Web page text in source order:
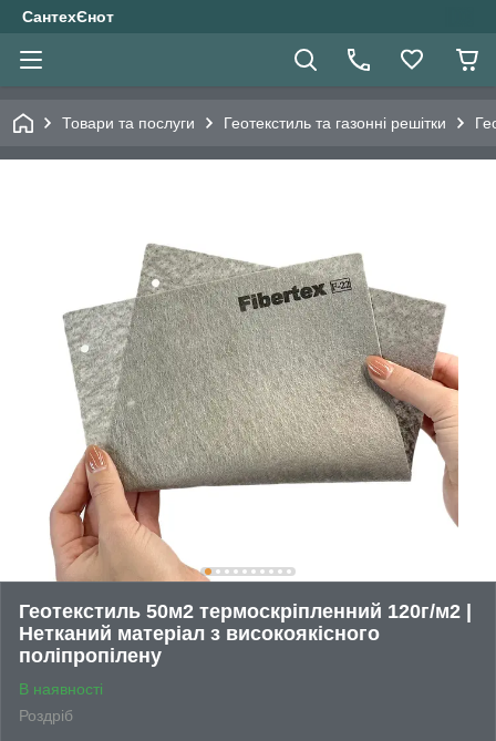
СантехЄнот
Товари та послуги Геотекстиль та газонні решітки
Геотекстиль 50м2 термоскріпленний 120г/м2 |
Нетканий матеріал з високоякісного
поліпропілену
В наявності
Роздріб